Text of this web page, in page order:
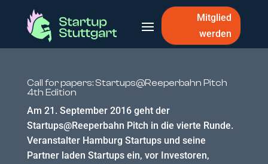
Mitglied
werden
Call for papers: Startups@Reeperbahn Pitch
4th Edition
Am 21. September 2016 geht der
Startups@Reeperbahn Pitch in die vierte Runde.
Veranstalter Hamburg Startups und seine
Partner laden Startups ein, vor Investoren,